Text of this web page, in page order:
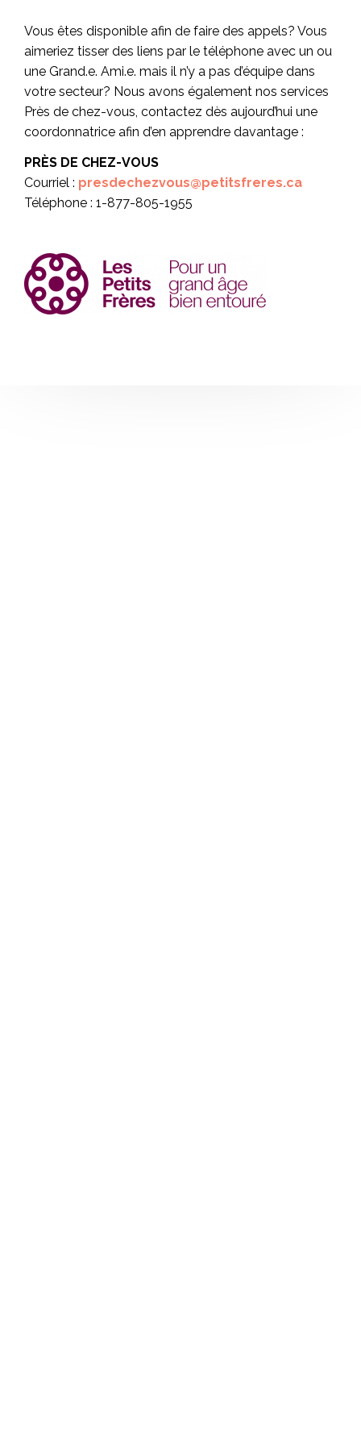
Vous êtes disponible afin de faire des appels? Vous
aimeriez tisser des liens par le téléphone avec un ou
une Grand.e. Ami.e. mais il n’y a pas d’équipe dans
votre secteur? Nous avons également nos services
Près de chez-vous, contactez dès aujourd’hui une
coordonnatrice afin d’en apprendre davantage :
PRÈS DE CHEZ-VOUS
Courriel : presdechezvous@petitsfreres.ca
Téléphone : 1-877-805-1955